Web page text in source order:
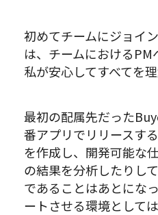
初めてチームにジョイ
は、チームにおけるPM
私が安心してすべてを
最初の配属先だった
番アプリでリリースす
を作成し、開発可能な
の結果を分析したりし
であることはあとにな
ートさせる環境として